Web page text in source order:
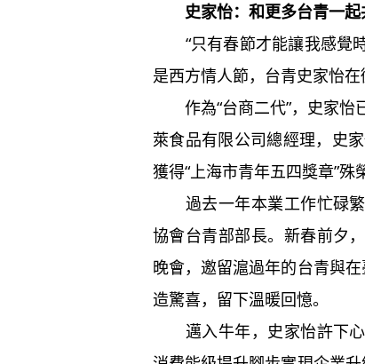
史家怡：和更多台青一
“只有春節才能讓我感覺時
是西方情人節，台青史家怡在
作為“台商二代”，史家怡
萊食品有限公司總經理，史
獲得“上海市青年五四獎章”殊
過去一年本業工作忙碌繁
協會台青部部長。新春前夕
晚會，邀留滬過年的台青與
造驚喜，留下溫暖回憶。
邁入牛年，史家怡許下心